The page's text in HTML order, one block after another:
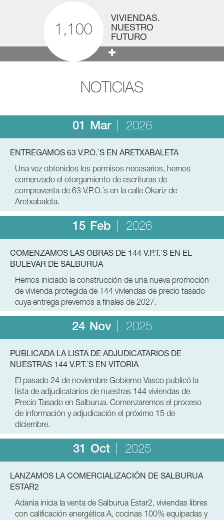
1,100
VIVIENDAS.
NUESTRO
FUTURO
NOTICIAS
01 Mar 2026
ENTREGAMOS 63 V.P.O.´S EN ARETXABALETA
Una vez obtenidos los permisos necesarios, hemos
comenzado el otorgamiento de escrituras de
compraventa de 63 V.P.O.´s en la calle Okariz de
Aretxabaleta.
15 Feb 2026
COMENZAMOS LAS OBRAS DE 144 V.P.T.´S EN EL
BULEVAR DE SALBURUA
Hemos iniciado la construcción de una nueva promoción
de vivienda protegida de 144 viviendas de precio tasado
cuya entrega prevemos a finales de 2027.
24 Nov 2025
PUBLICADA LA LISTA DE ADJUDICATARIOS DE
NUESTRAS 144 V.P.T.´S EN VITORIA
El pasado 24 de noviembre Gobierno Vasco publicó la
lista de adjudicatarios de nuestras 144 viviendas de
Precio Tasado en Salburua. Comenzaremos el proceso
de información y adjudicación el próximo 15 de
diciembre.
31 Oct 2025
LANZAMOS LA COMERCIALIZACIÓN DE SALBURUA
ESTAR2
Adania inicia la venta de Salburua Estar2, viviendas libres
con calificación energética A, cocinas 100% equipadas y